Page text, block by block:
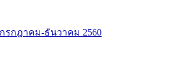
รกฎาคม-ธันวาคม 2560